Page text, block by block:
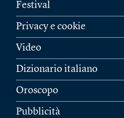
Festival
Privacy e cookie
Video
Dizionario italiano
Oroscopo
Pubblicità